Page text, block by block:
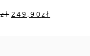
zł Pierwotna
249,90zł